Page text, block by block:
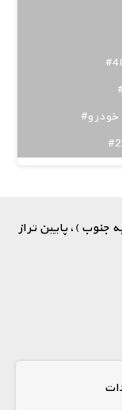
خودرو
جنوب )، پایین تر از